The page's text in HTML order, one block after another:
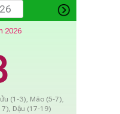
2026
(1-3), Mão (5-7),
Dậu (17-19)